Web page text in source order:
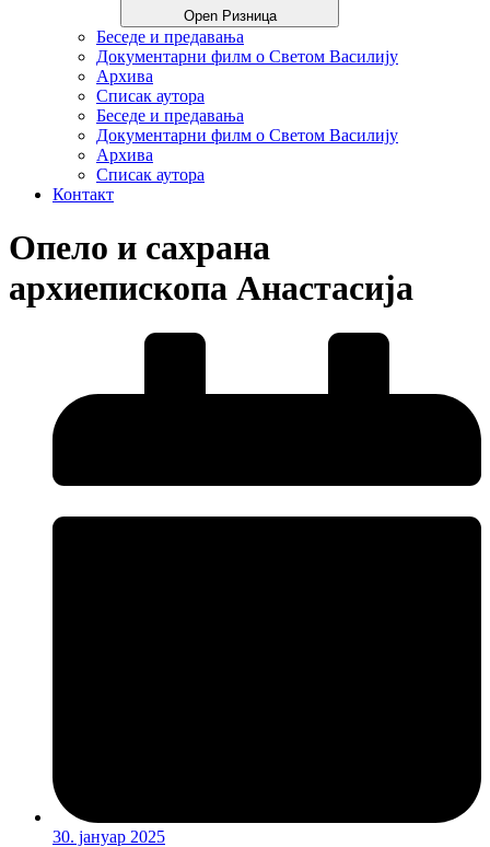
Open Ризница
Беседе и предавања
Документарни филм о Светом Василију
Архива
Списак аутора
Беседе и предавања
Документарни филм о Светом Василију
Архива
Списак аутора
Контакт
Опело и сахрана
архиепископа Анастасија
30. јануар 2025